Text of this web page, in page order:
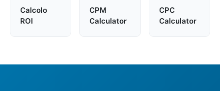
Calcolo
ROI
CPM
Calculator
CPC
Calculator